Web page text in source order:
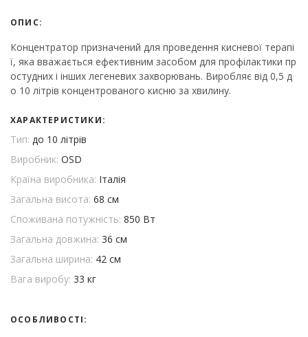
ОПИС:
Концентратор призначений для проведення кисневої терапі
ї, яка вважається ефективним засобом для профілактики пр
остудних і інших легеневих захворювань. Виробляє від 0,5 д
о 10 літрів концентрованого кисню за хвилину.
ХАРАКТЕРИСТИКИ:
Тип: до 10 літрів
Виробник: OSD
Країна виробника: Італія
Загальна висота: 68 см
Споживана потужність: 850 Вт
Загальна довжина: 36 см
Загальна ширина: 42 см
Вага виробу: 33 кг
ОСОБЛИВОСТІ: